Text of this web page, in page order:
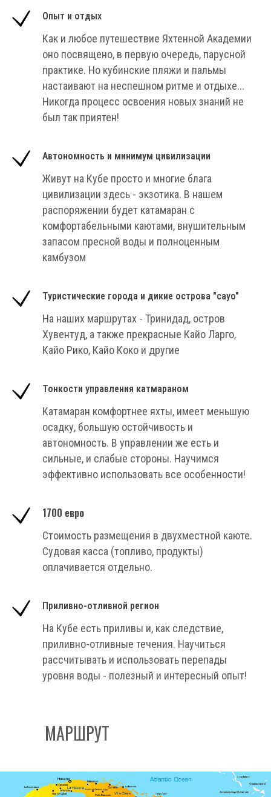
Опыт и отдых
Как и любое путешествие Яхтенной Академии
оно посвящено, в первую очередь, парусной
практике. Но кубинские пляжи и пальмы
настаивают на неспешном ритме и отдыхе...
Никогда процесс освоения новых знаний не
был так приятен!
Автономность и минимум цивилизации
Живут на Кубе просто и многие блага
цивилизации здесь - экзотика. В нашем
распоряжении будет катамаран с
комфортабельными каютами, внушительным
запасом пресной воды и полноценным
камбузом
Туристические города и дикие острова "cayo"
На наших маршрутах - Тринидад, остров
Хувентуд, а также прекрасные Кайо Ларго,
Кайо Рико, Кайо Коко и другие
Тонкости управления катмараном
Катамаран комфортнее яхты, имеет меньшую
осадку, большую остойчивость и
автономность. В управлении же есть и
сильные, и слабые стороны. Научимся
эффективно использовать все особенности!
1700 евро
Стоимость размещения в двухместной каюте.
Судовая касса (топливо, продукты)
оплачивается отдельно.
Приливно-отливной регион
На Кубе есть приливы и, как следствие,
приливно-отливные течения. Научиться
рассчитывать и использовать перепады
уровня воды - полезный и интересный опыт!
МАРШРУТ